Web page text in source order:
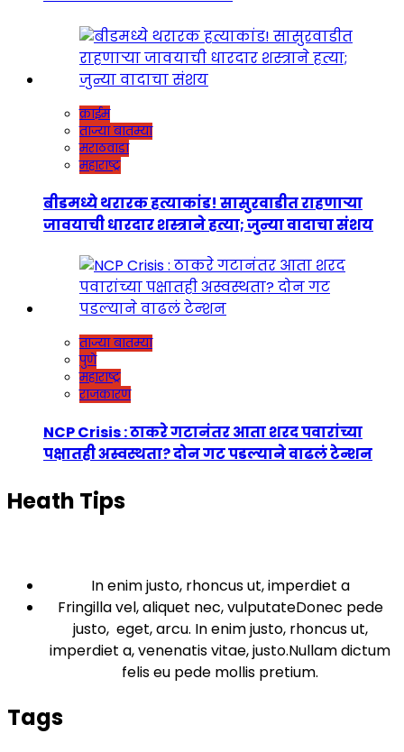
क्राईम
ताज्या बातम्या
मराठवाडा
महाराष्ट्र
बीडमध्ये थरारक हत्याकांड! सासुरवाडीत राहणाऱ्या
जावयाची धारदार शस्त्राने हत्या; जुन्या वादाचा संशय
ताज्या बातम्या
पुणे
महाराष्ट्र
राजकारण
NCP Crisis : ठाकरे गटानंतर आता शरद पवारांच्या
पक्षातही अस्वस्थता? दोन गट पडल्याने वाढलं टेन्शन
Heath Tips
In enim justo, rhoncus ut, imperdiet a
Fringilla vel, aliquet nec, vulputateDonec pede
justo, eget, arcu. In enim justo, rhoncus ut,
imperdiet a, venenatis vitae, justo.Nullam dictum
felis eu pede mollis pretium.
Tags